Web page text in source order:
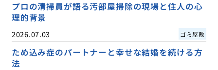
プロの清掃員が語る汚部屋掃除の現場と住人の心
理的背景
2026.07.03 ゴミ屋敷
ため込み症のパートナーと幸せな結婚を続ける方
法